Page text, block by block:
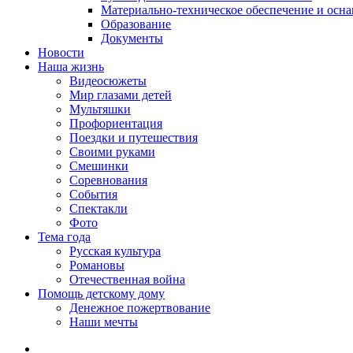
Материально-техническое обеспечение и
Образование
Документы
Новости
Наша жизнь
Видеосюжеты
Мир глазами детей
Мультяшки
Профориентация
Поездки и путешествия
Своими руками
Смешинки
Соревнования
События
Спектакли
Фото
Тема года
Русская культура
Романовы
Отечественная война
Помощь детскому дому
Денежное пожертвование
Наши мечты